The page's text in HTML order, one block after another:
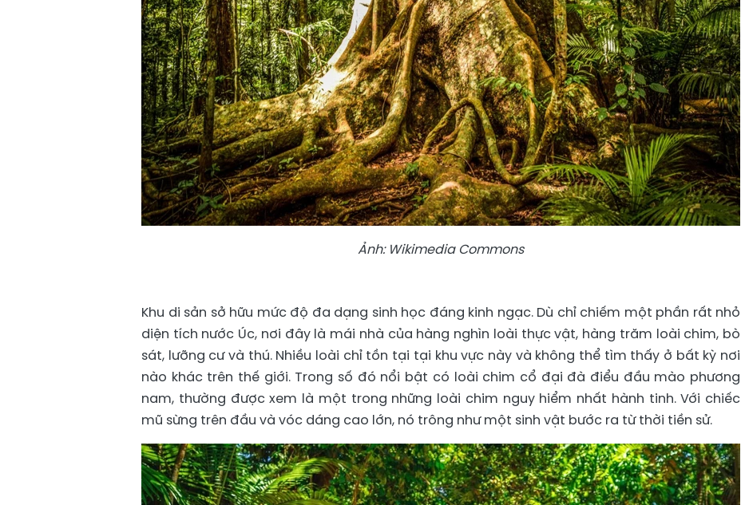
Ảnh: Wikimedia Commons
Khu di sản sở hữu mức độ đa dạng sinh học đáng kinh ngạc. Dù chỉ chiếm một phần rất nhỏ
diện tích nước Úc, nơi đây là mái nhà của hàng nghìn loài thực vật, hàng trăm loài chim, bò
sát, lưỡng cư và thú. Nhiều loài chỉ tồn tại tại khu vực này và không thể tìm thấy ở bất kỳ nơi
nào khác trên thế giới. Trong số đó nổi bật có loài chim cổ đại đà điểu đầu mào phương
nam, thường được xem là một trong những loài chim nguy hiểm nhất hành tinh. Với chiếc
mũ sừng trên đầu và vóc dáng cao lớn, nó trông như một sinh vật bước ra từ thời tiền sử.